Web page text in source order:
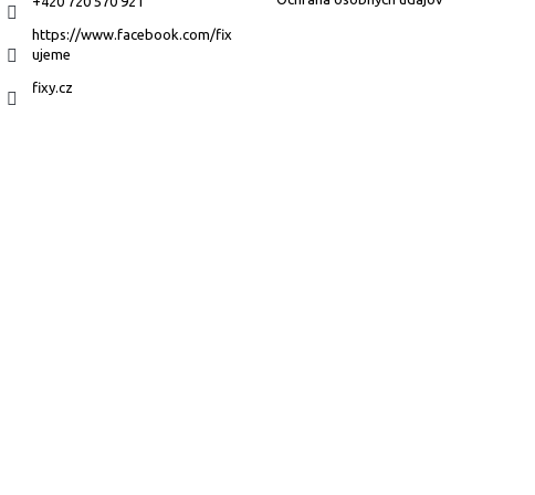
https://www.facebook.com/fix
ujeme
fixy.cz